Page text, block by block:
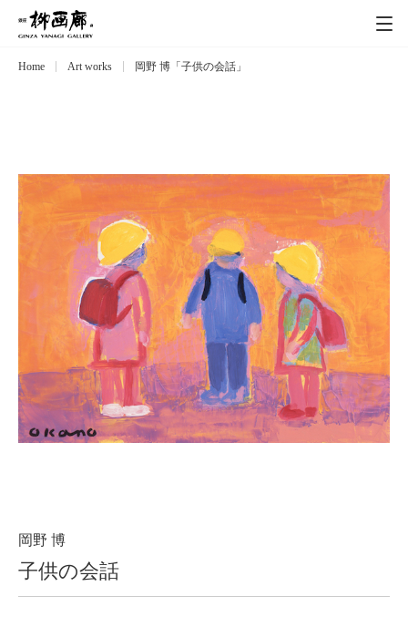
Exhibitions
Artists 作家
Art works 作品一覧
Catalog カタログ
Schedule スケジュール
About 会社案内
Contact
Purchase assessment
Home Art works 岡野 博「子供の会話」
岡野 博
子供の会話